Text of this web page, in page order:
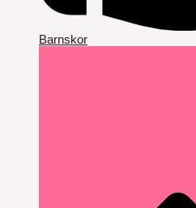
Barnskor